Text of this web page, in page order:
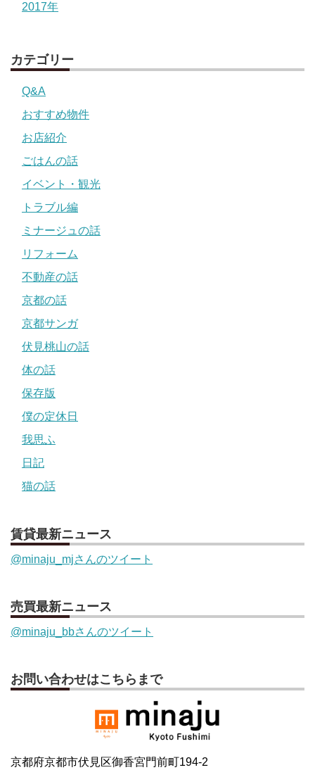
2017年
カテゴリー
Q&A
おすすめ物件
お店紹介
ごはんの話
イベント・観光
トラブル編
ミナージュの話
リフォーム
不動産の話
京都の話
京都サンガ
伏見桃山の話
体の話
保存版
僕の定休日
我思ふ
日記
猫の話
賃貸最新ニュース
@minaju_mjさんのツイート
売買最新ニュース
@minaju_bbさんのツイート
お問い合わせはこちらまで
京都府京都市伏見区御香宮門前町194-2